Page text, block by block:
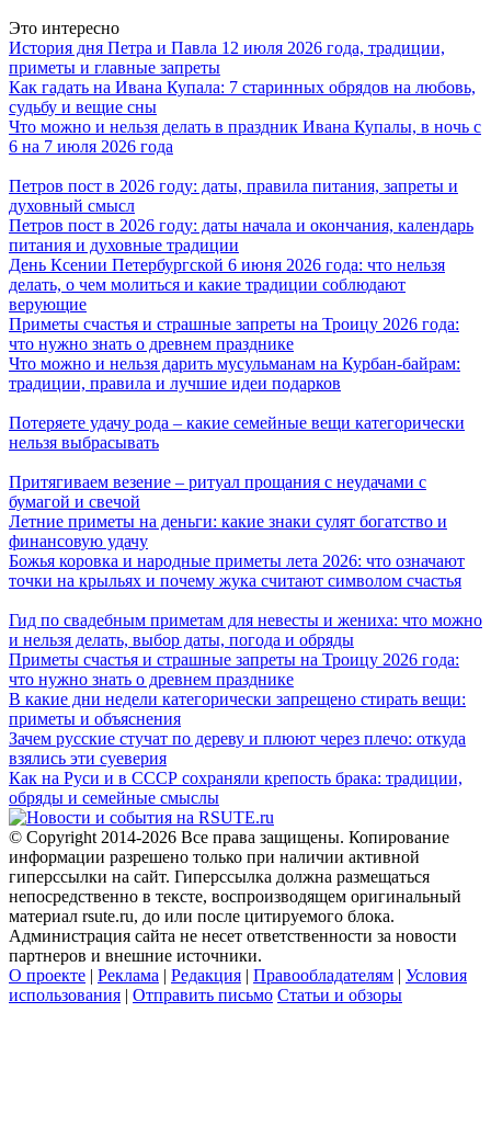
Это интересно
История дня Петра и Павла 12 июля 2026 года, традиции,
приметы и главные запреты
Как гадать на Ивана Купала: 7 старинных обрядов на любовь,
судьбу и вещие сны
Что можно и нельзя делать в праздник Ивана Купалы, в ночь с
6 на 7 июля 2026 года
Петров пост в 2026 году: даты, правила питания, запреты и
духовный смысл
Петров пост в 2026 году: даты начала и окончания, календарь
питания и духовные традиции
День Ксении Петербургской 6 июня 2026 года: что нельзя
делать, о чем молиться и какие традиции соблюдают
верующие
Приметы счастья и страшные запреты на Троицу 2026 года:
что нужно знать о древнем празднике
Что можно и нельзя дарить мусульманам на Курбан-байрам:
традиции, правила и лучшие идеи подарков
Потеряете удачу рода – какие семейные вещи категорически
нельзя выбрасывать
Притягиваем везение – ритуал прощания с неудачами с
бумагой и свечой
Летние приметы на деньги: какие знаки сулят богатство и
финансовую удачу
Божья коровка и народные приметы лета 2026: что означают
точки на крыльях и почему жука считают символом счастья
Гид по свадебным приметам для невесты и жениха: что можно
и нельзя делать, выбор даты, погода и обряды
Приметы счастья и страшные запреты на Троицу 2026 года:
что нужно знать о древнем празднике
В какие дни недели категорически запрещено стирать вещи:
приметы и объяснения
Зачем русские стучат по дереву и плюют через плечо: откуда
взялись эти суеверия
Как на Руси и в СССР сохраняли крепость брака: традиции,
обряды и семейные смыслы
© Copyright 2014-2026 Все права защищены. Копирование
информации разрешено только при наличии активной
гиперссылки на сайт. Гиперссылка должна размещаться
непосредственно в тексте, воспроизводящем оригинальный
материал rsute.ru, до или после цитируемого блока.
Администрация сайта не несет ответственности за новости
партнеров и внешние источники.
О проекте | Реклама | Редакция | Правообладателям | Условия
использования | Отправить письмо Статьи и обзоры